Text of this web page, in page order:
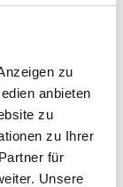
zu
anbieten
zu
zu Ihrer
für
Unsere